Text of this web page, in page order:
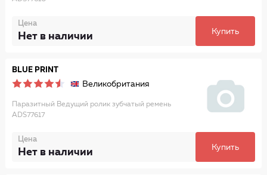
Цена
Нет в наличии Купить
BLUE PRINT
Великобритания
Паразитный Ведущий ролик зубчатый ремень
ADS77617
Цена
Нет в наличии Купить